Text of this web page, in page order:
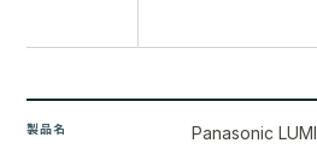
製品名 Panasonic